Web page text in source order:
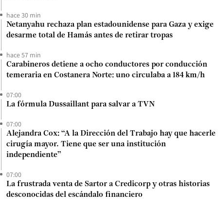
hace 30 min
Netanyahu rechaza plan estadounidense para Gaza y exige
desarme total de Hamás antes de retirar tropas
hace 57 min
Carabineros detiene a ocho conductores por conducción
temeraria en Costanera Norte: uno circulaba a 184 km/h
07:00
La fórmula Dussaillant para salvar a TVN
07:00
Alejandra Cox: “A la Dirección del Trabajo hay que hacerle
cirugía mayor. Tiene que ser una institución
independiente”
07:00
La frustrada venta de Sartor a Credicorp y otras historias
desconocidas del escándalo financiero